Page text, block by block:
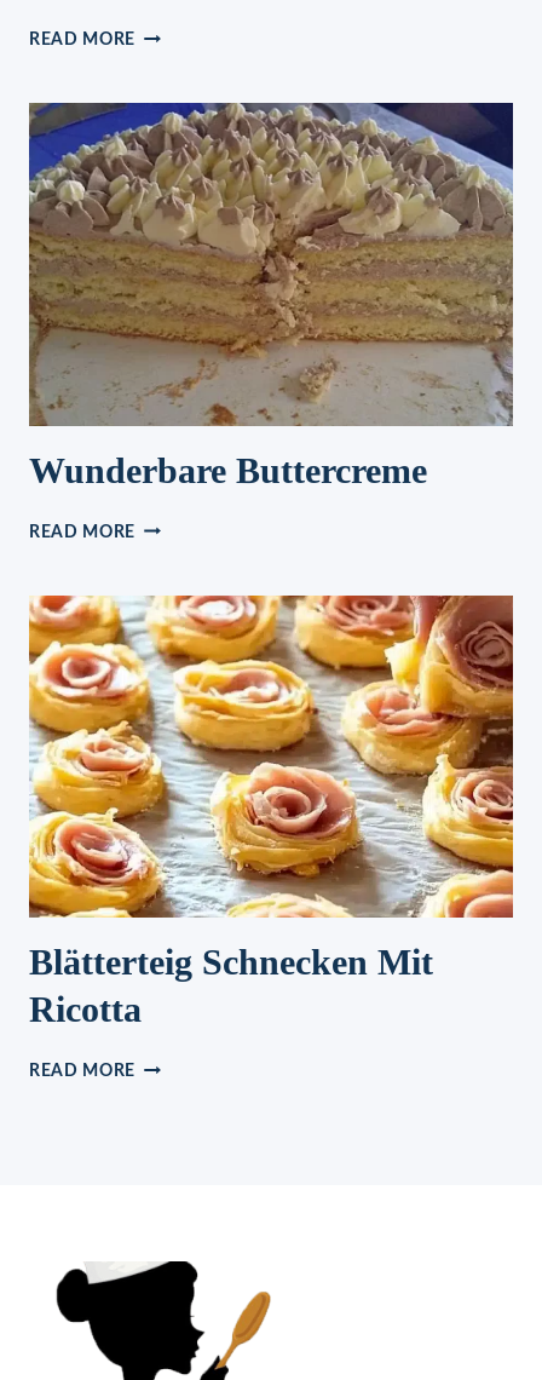
READ MORE KOKOSMAKRONEN
Wunderbare Buttercreme
READ MORE WUNDERBARE
Blätterteig Schnecken Mit
Ricotta
READ MORE BLÄTTERTEIG